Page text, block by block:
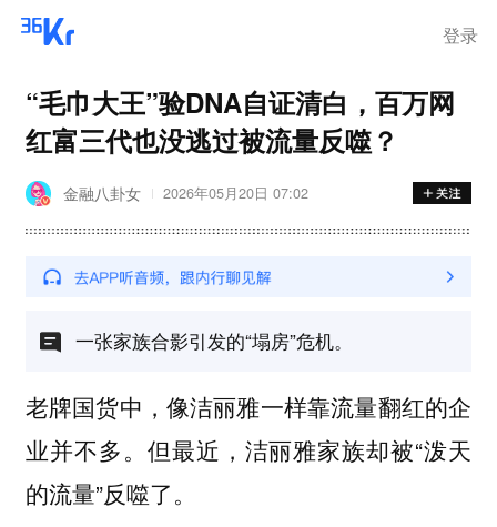
登录
“毛巾大王”验DNA自证清白，百万网
红富三代也没逃过被流量反噬？
金融八卦女 2026年05月20日 07:02
一张家族合影引发的“塌房”危机。
老牌国货中，像洁丽雅一样靠流量翻红的企
业并不多。但最近，洁丽雅家族却被“泼天
的流量”反噬了。